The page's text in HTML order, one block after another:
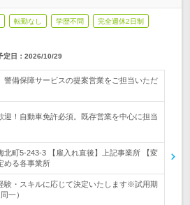
転勤なし 学歴不問 完全週休2日制
定日： 2026/10/29
警備保障サービスの提案営業をご担当いただ
迎！自動車免許必須。既存営業を中心に担当
北町5-243-3 【雇入れ直後】上記事業所 【変
める各事業所
・スキルに応じて決定いたします※試用期
一）